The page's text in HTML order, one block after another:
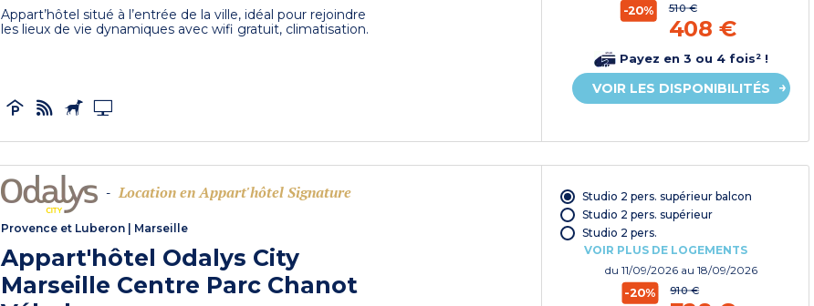
Appart’hôtel situé à l’entrée de la ville, idéal pour rejoindre
les lieux de vie dynamiques avec wifi gratuit, climatisation.
-20% 510 €
408 €
Payez en 3 ou 4 fois² !
VOIR LES DISPONIBILITÉS
- Location en Appart'hôtel Signature
Provence et Luberon Marseille
Appart'hôtel Odalys City
Marseille Centre Parc Chanot
Studio 2 pers. supérieur balcon
Studio 2 pers. supérieur
Studio 2 pers.
VOIR PLUS DE LOGEMENTS
du11/09/2026 au 18/09/2026
-20% 910 €